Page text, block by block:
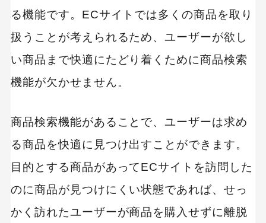
る機能です。ECサイトでは多くの商品を取り
扱うことが考えられるため、ユーザーが欲し
い商品まで快適にたどり着くために商品検索
機能が欠かせません。
商品検索機能があることで、ユーザーは求め
る商品を快適に見つけ出すことができます。
目的とする商品があってECサイトを訪問した
のに商品が見つけにくい状態であれば、せっ
かく訪れたユーザーが商品を購入せずに離脱